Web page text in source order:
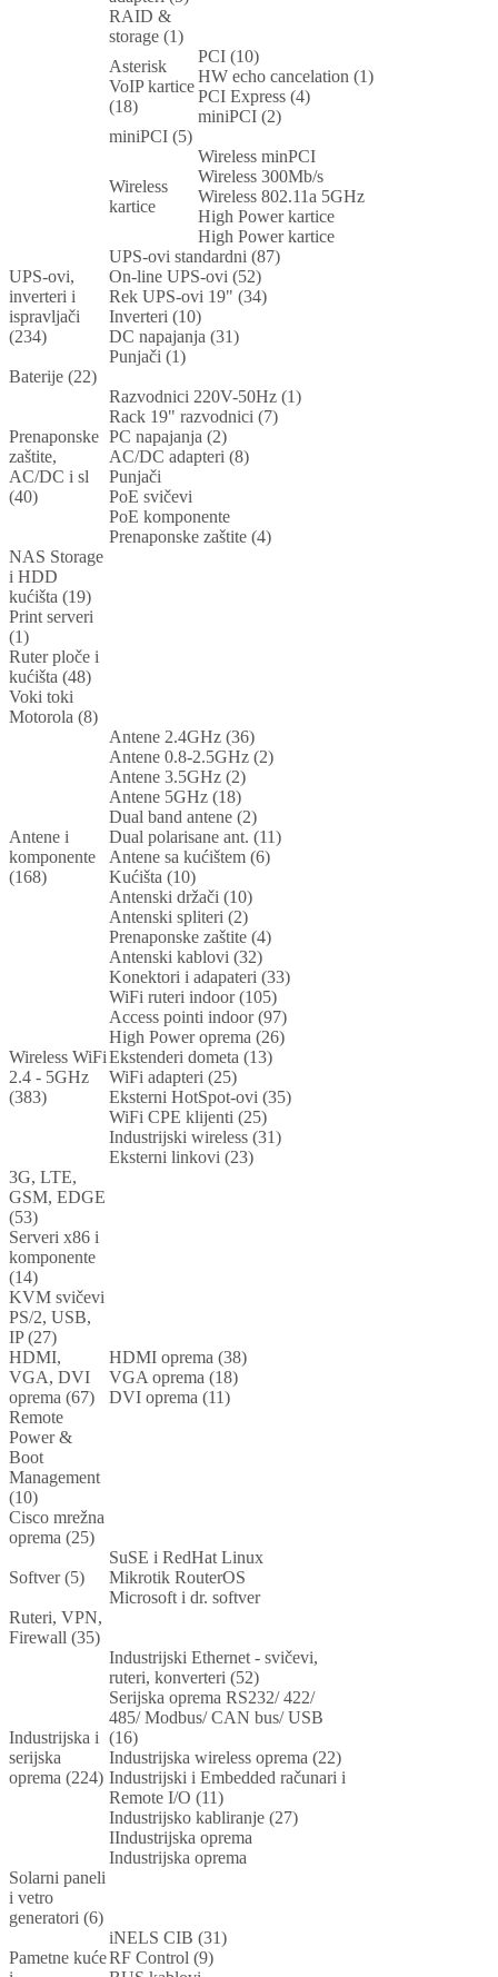
RAID &
storage (1)
Asterisk
VoIP kartice
(18)
PCI (10)
HW echo cancelation (1)
PCI Express (4)
miniPCI (2)
miniPCI (5)
Wireless
kartice
Wireless minPCI
Wireless 300Mb/s
Wireless 802.11a 5GHz
High Power kartice
High Power kartice
UPS-ovi,
inverteri i
ispravljači
(234)
UPS-ovi standardni (87)
On-line UPS-ovi (52)
Rek UPS-ovi 19" (34)
Inverteri (10)
DC napajanja (31)
Punjači (1)
Baterije (22)
Prenaponske
zaštite,
AC/DC i sl
(40)
Razvodnici 220V-50Hz (1)
Rack 19" razvodnici (7)
PC napajanja (2)
AC/DC adapteri (8)
Punjači
PoE svičevi
PoE komponente
Prenaponske zaštite (4)
NAS Storage
i HDD
kućišta (19)
Print serveri
(1)
Ruter ploče i
kućišta (48)
Voki toki
Motorola (8)
Antene i
komponente
(168)
Antene 2.4GHz (36)
Antene 0.8-2.5GHz (2)
Antene 3.5GHz (2)
Antene 5GHz (18)
Dual band antene (2)
Dual polarisane ant. (11)
Antene sa kućištem (6)
Kućišta (10)
Antenski držači (10)
Antenski spliteri (2)
Prenaponske zaštite (4)
Antenski kablovi (32)
Konektori i adapateri (33)
Wireless WiFi
2.4 - 5GHz
(383)
WiFi ruteri indoor (105)
Access pointi indoor (97)
High Power oprema (26)
Ekstenderi dometa (13)
WiFi adapteri (25)
Eksterni HotSpot-ovi (35)
WiFi CPE klijenti (25)
Industrijski wireless (31)
Eksterni linkovi (23)
3G, LTE,
GSM, EDGE
(53)
Serveri x86 i
komponente
(14)
KVM svičevi
PS/2, USB,
IP (27)
HDMI,
VGA, DVI
oprema (67)
HDMI oprema (38)
VGA oprema (18)
DVI oprema (11)
Remote
Power &
Boot
Management
(10)
Cisco mrežna
oprema (25)
Softver (5)
SuSE i RedHat Linux
Mikrotik RouterOS
Microsoft i dr. softver
Ruteri, VPN,
Firewall (35)
Industrijska i
serijska
oprema (224)
Industrijski Ethernet - svičevi,
ruteri, konverteri (52)
Serijska oprema RS232/ 422/
485/ Modbus/ CAN bus/ USB
(16)
Industrijska wireless oprema (22)
Industrijski i Embedded računari i
Remote I/O (11)
Industrijsko kabliranje (27)
IIndustrijska oprema
Industrijska oprema
Solarni paneli
i vetro
generatori (6)
Pametne kuće
iNELS CIB (31)
RF Control (9)